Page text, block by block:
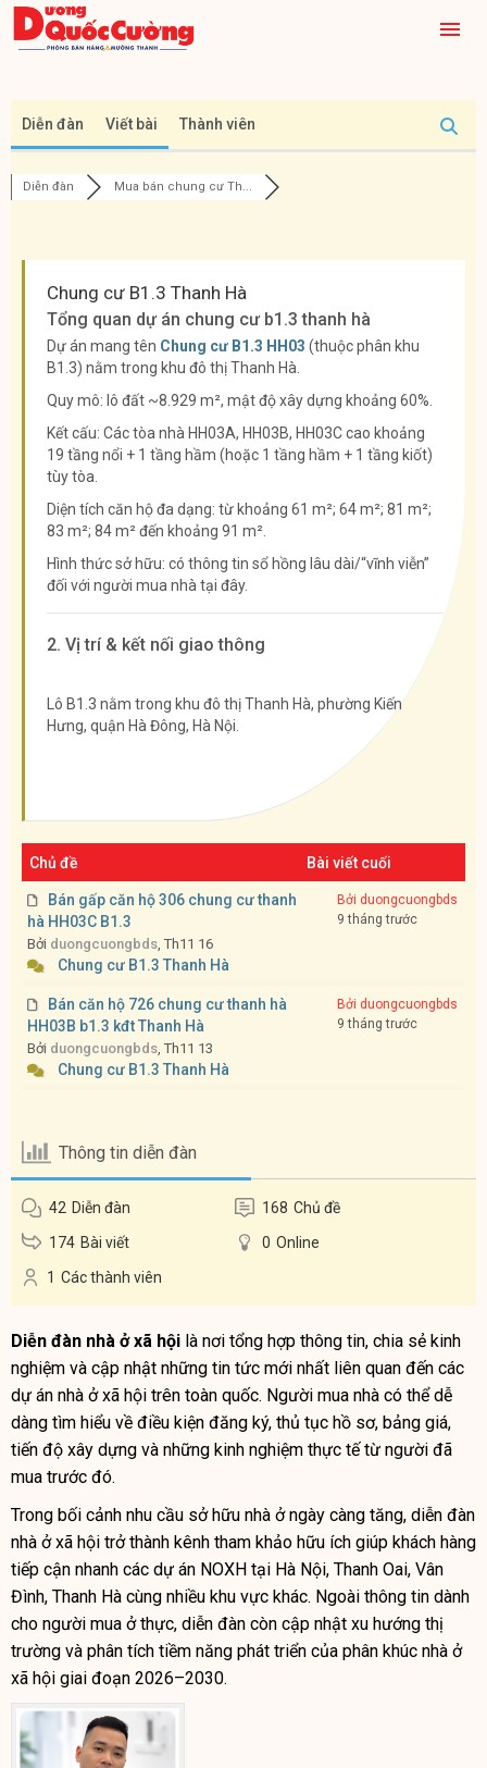
Diễn đàn Viết bài Thành viên
Diễn đàn Mua bán chung cư Th...
Chung cư B1.3 Thanh Hà
Tổng quan dự án chung cư b1.3 thanh hà
Dự án mang tên Chung cư B1.3 HH03 (thuộc phân khu
B1.3) nằm trong khu đô thị Thanh Hà.
Quy mô: lô đất ~8.929 m², mật độ xây dựng khoảng 60%.
Kết cấu: Các tòa nhà HH03A, HH03B, HH03C cao khoảng
19 tầng nổi + 1 tầng hầm (hoặc 1 tầng hầm + 1 tầng kiốt)
tùy tòa.
Diện tích căn hộ đa dạng: từ khoảng 61 m²; 64 m²; 81 m²;
83 m²; 84 m² đến khoảng 91 m².
Hình thức sở hữu: có thông tin sổ hồng lâu dài/“vĩnh viễn”
đối với người mua nhà tại đây.
2. Vị trí & kết nối giao thông
Lô B1.3 nằm trong khu đô thị Thanh Hà, phường Kiến
Hưng, quận Hà Đông, Hà Nội.
Chủ đề Bài viết cuối
Bán gấp căn hộ 306 chung cư thanh
hà HH03C B1.3
Bởi duongcuongbds, Th11 16
Chung cư B1.3 Thanh Hà
Bởi duongcuongbds
9 tháng trước
Bán căn hộ 726 chung cư thanh hà
HH03B b1.3 kđt Thanh Hà
Bởi duongcuongbds, Th11 13
Chung cư B1.3 Thanh Hà
Bởi duongcuongbds
9 tháng trước
Thông tin diễn đàn
42 Diễn đàn 168 Chủ đề
174 Bài viết 0 Online
1 Các thành viên
Diễn đàn nhà ở xã hội là nơi tổng hợp thông tin, chia sẻ kinh
nghiệm và cập nhật những tin tức mới nhất liên quan đến các
dự án nhà ở xã hội trên toàn quốc. Người mua nhà có thể dễ
dàng tìm hiểu về điều kiện đăng ký, thủ tục hồ sơ, bảng giá,
tiến độ xây dựng và những kinh nghiệm thực tế từ người đã
mua trước đó.
Trong bối cảnh nhu cầu sở hữu nhà ở ngày càng tăng, diễn đàn
nhà ở xã hội trở thành kênh tham khảo hữu ích giúp khách hàng
tiếp cận nhanh các dự án NOXH tại Hà Nội, Thanh Oai, Vân
Đình, Thanh Hà cùng nhiều khu vực khác. Ngoài thông tin dành
cho người mua ở thực, diễn đàn còn cập nhật xu hướng thị
trường và phân tích tiềm năng phát triển của phân khúc nhà ở
xã hội giai đoạn 2026–2030.